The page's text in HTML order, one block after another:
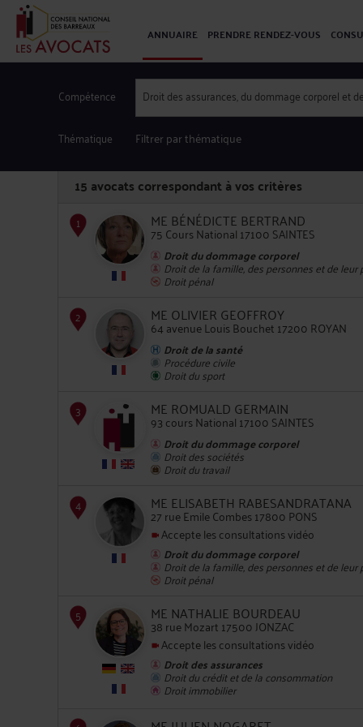
ANNUAIRE PRENDRE RENDEZ-VOUS
Compétence Droit des assurances, du dommage corporel et
Thématique Filtrer par thématique
15 avocats correspondant à vos critères
ME BÉNÉDICTE BERTRAND
75 Cours National 17100 SAINTES
Droit du dommage corporel
Droit de la famille, des personnes et de
Droit pénal
ME OLIVIER GEOFFROY
64 avenue Louis Bouchet 17200 ROYAN
Droit de la santé
Procédure civile
Droit du sport
ME ROMUALD GERMAIN
93 cours National 17100 SAINTES
Droit du dommage corporel
Droit des sociétés
Droit du travail
4
ME ELISABETH RABESANDRATANA
27 rue Emile Combes 17800 PONS
Accepte les consultations vidéo
Droit du dommage corporel
Droit de la famille, des personnes et de
Droit pénal
ME NATHALIE BOURDEAU
38 rue Mozart 17500 JONZAC
Accepte les consultations vidéo
Droit des assurances
Droit du crédit et de la consommation
Droit immobilier